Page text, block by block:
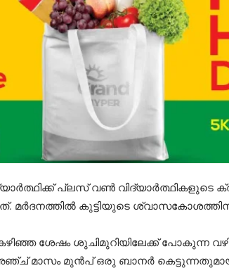
പ്ലസ് വൺ വിദ്യാർത്ഥികളുടെ
മർദനത്തിൽ കുട്ടിയുടെ
ശേഷം ശുചിമുറിയിലേക്ക് പോകുന്ന
മാസം മുൻപ് ഒരു ബാനർ കെട്ടുന്നതുമായി